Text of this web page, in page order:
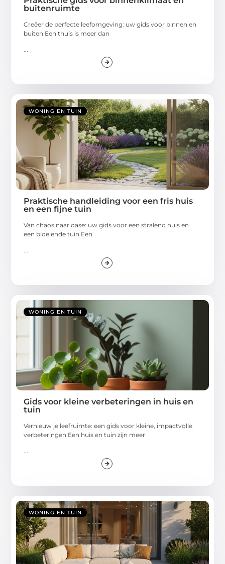
buitenruimte
Creëer de perfecte leefomgeving: uw gids voor binnen en
buiten Een thuis is meer dan
...
WONING EN TUIN
Praktische handleiding voor een fris huis
en een fijne tuin
Van chaos naar oase: uw gids voor een stralend huis en
een bloeiende tuin Een
...
WONING EN TUIN
Gids voor kleine verbeteringen in huis en
tuin
Vernieuw je leefruimte: een gids voor kleine, impactvolle
verbeteringen Een huis en tuin zijn meer
...
WONING EN TUIN